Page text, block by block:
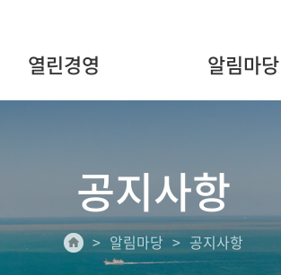
열린경영 알림마당
공지사항
알림마당 공지사항